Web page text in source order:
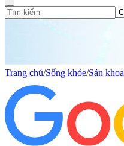
Trang chủ/Sống khỏe/Sản khoa